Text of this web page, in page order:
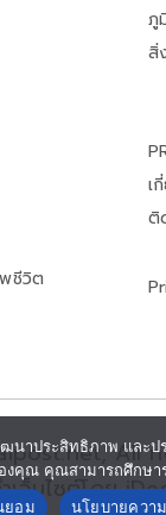
ภู
สิ่
ชีวิต
เ
ติ
All
เว็บไซต์โดย
ฒนาประสิทธิภาพ และ
งคุณ คุณสามารถศึกษา
ยอม
นโยบายควา